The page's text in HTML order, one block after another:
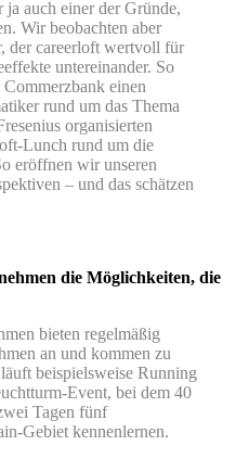
auch einer der Gründe,
Wir beobachten aber
der careerloft wertvoll für
untereinander. So
einen
rund um das Thema
organisierten
Lunch rund um die
eröffnen wir unseren
– und das schätzen
die Möglichkeiten, die
bieten regelmäßig
an und kommen zu
beispielsweise Running
Event, bei dem 40
Tagen fünf
Gebiet kennenlernen.